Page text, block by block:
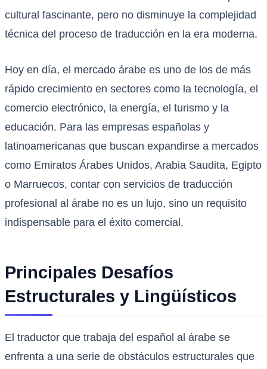
cultural fascinante, pero no disminuye la complejidad
técnica del proceso de traducción en la era moderna.
Hoy en día, el mercado árabe es uno de los de más
rápido crecimiento en sectores como la tecnología, el
comercio electrónico, la energía, el turismo y la
educación. Para las empresas españolas y
latinoamericanas que buscan expandirse a mercados
como Emiratos Árabes Unidos, Arabia Saudita, Egipto
o Marruecos, contar con servicios de traducción
profesional al árabe no es un lujo, sino un requisito
indispensable para el éxito comercial.
Principales Desafíos
Estructurales y Lingüísticos
El traductor que trabaja del español al árabe se
enfrenta a una serie de obstáculos estructurales que